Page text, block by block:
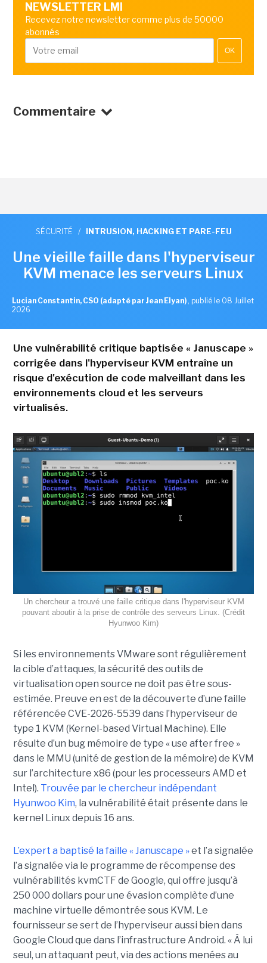
NEWSLETTER LMI
Recevez notre newsletter comme plus de 50000
abonnés
OK
Commentaire
SÉCURITÉ / INTRUSION, HACKING ET PARE-FEU
Une vieille faille dans l'hyperviseur
KVM menace les serveurs Linux
Lucian Constantin, CSO (adapté par Jean Elyan) , publié le 08 Juillet
2026
Une vulnérabilité critique baptisée « Januscape »
corrigée dans l'hyperviseur KVM entraîne un
risque d'exécution de code malveillant dans les
environnements cloud et les serveurs
virtualisés.
Un chercheur a trouvé une faille critique dans l'hyperviseur KVM
pouvant aboutir à la prise de contrôle des serveurs Linux. (Crédit
Hyunwoo Kim)
Si les environnements VMware sont régulièrement
la cible d’attaques, la sécurité des outils de
virtualisation open source ne doit pas être sous-
estimée. Preuve en est de la découverte d’une faille
référencée CVE-2026-5539 dans l’hyperviseur de
type 1 KVM (Kernel-based Virtual Machine). Elle
résulte d’un bug mémoire de type « use after free »
dans le MMU (unité de gestion de la mémoire) de KVM
sur l’architecture x86 (pour les processeurs AMD et
Intel). Trouvée par le chercheur indépendant
Hyunwoo Kim, la vulnérabilité était présente dans le
kernel Linux depuis 16 ans.
L’expert a baptisé la faille « Januscape »et l’a signalée
l’a signalée via le programme de récompense des
vulnérabilités kvmCTF de Google, qui offre jusqu’à
250 000 dollars pour une évasion complète d’une
machine virtuelle démontrée sous KVM. Le
fournisseur se sert de l’hyperviseur aussi bien dans
Google Cloud que dans l’infrastructure Android. « À lui
seul, un attaquant peut, via des actions menées au